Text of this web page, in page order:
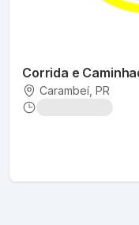
Corrida e
Carambeí, PR